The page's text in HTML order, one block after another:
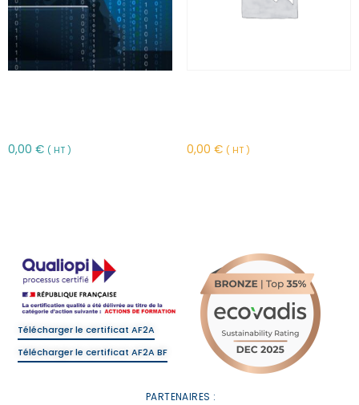
0,00 € ( HT ) 0,00 € ( HT )
Télécharger le certificat AF2A
Télécharger le certificat AF2A BF
PARTENAIRES :